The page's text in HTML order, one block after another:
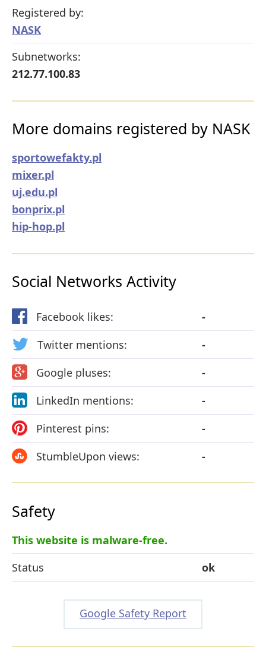
Registered by:
NASK
Subnetworks:
212.77.100.83
More domains registered by NASK
sportowefakty.pl
mixer.pl
uj.edu.pl
bonprix.pl
hip-hop.pl
Social Networks Activity
Facebook likes:
-
Twitter mentions:
-
Google pluses:
-
LinkedIn mentions:
-
Pinterest pins:
-
StumbleUpon views:
-
Safety
This website is malware-free.
Status
ok
Google Safety Report